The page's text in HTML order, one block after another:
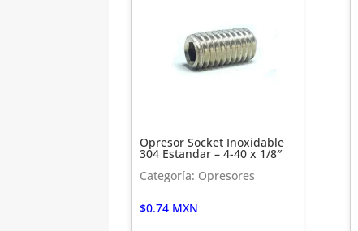
Opresor Socket Inoxidable
304 Estandar – 4-40 x 1/8″
Categoría: Opresores
$0.74 MXN